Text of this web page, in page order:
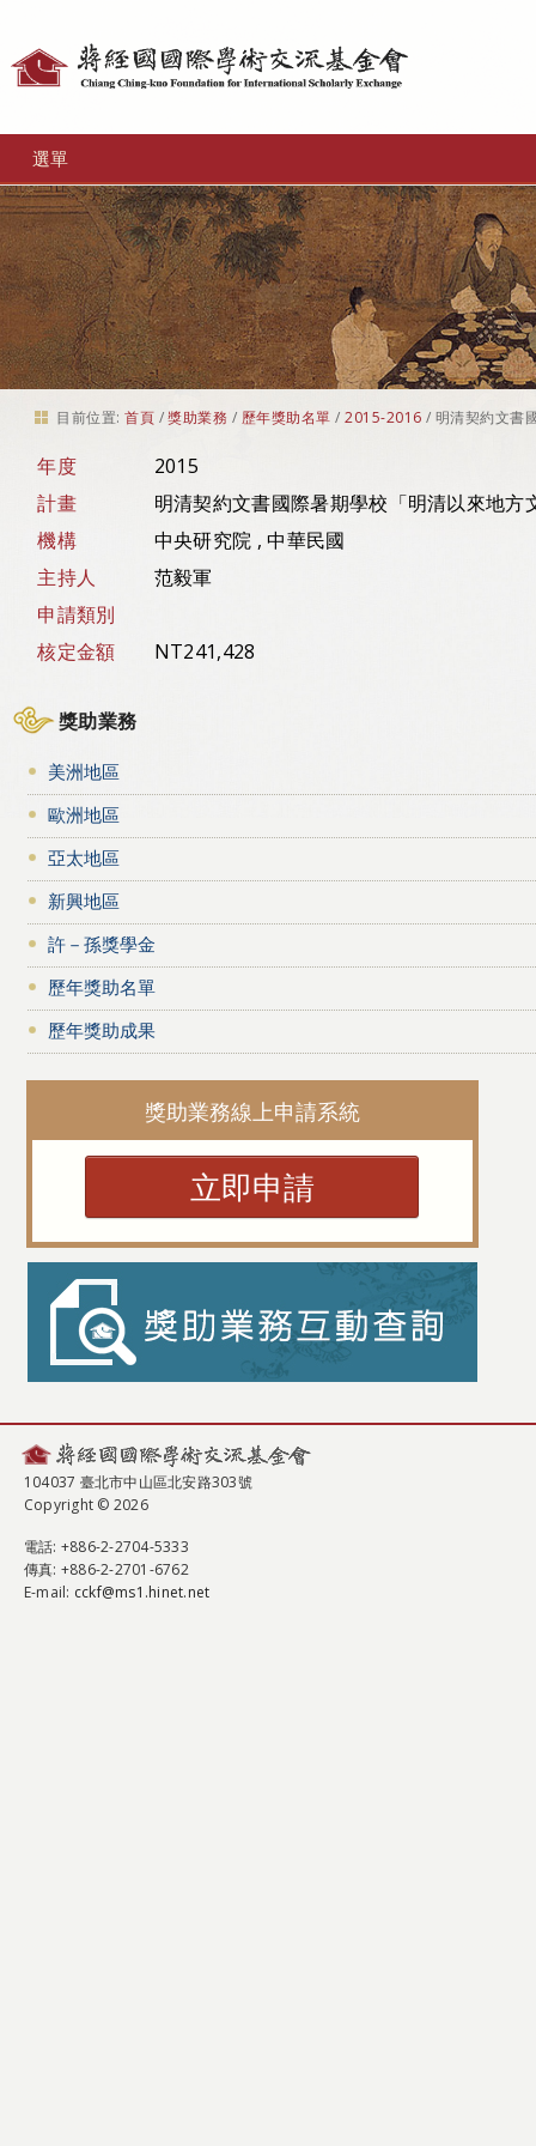
選單
目前位置: 首頁 /獎助業務 / 歷年獎助名單 /2015-2016 / 明清契約文書
年度
2015
計畫
明清契約文書國際暑期學校「明清以來地方
機構
中央研究院 , 中華民國
主持人
范毅軍
申請類別
核定金額
NT241,428
獎助業務
美洲地區
歐洲地區
亞太地區
新興地區
許－孫獎學金
歷年獎助名單
歷年獎助成果
獎助業務線上申請系統
立即申請
104037 臺北市中山區北安路303號
Copyright © 2026
電話: +886-2-2704-5333
傳真: +886-2-2701-6762
E-mail: cckf@ms1.hinet.net